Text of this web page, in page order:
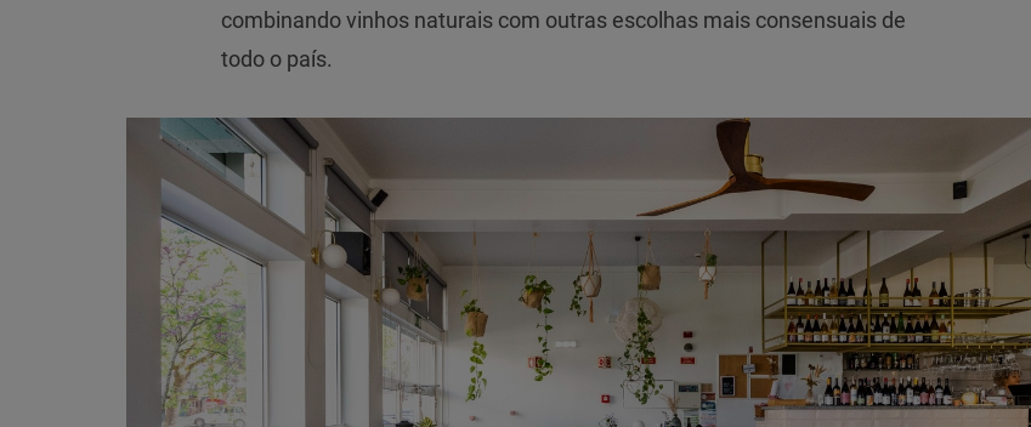
combinando vinhos naturais com outras escolhas mais consensuais de
todo o país.